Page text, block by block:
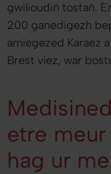
gwilioudiñ tostañ.
200 ganedigezh
amiegezed Karaez
Brest viez, war
etre
hag ur